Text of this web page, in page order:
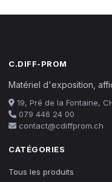
C.DIFF-PROM
Matériel d'exposition,
19, Pré de la Fontaine,
079 446 24 00
contact@cdiffprom.ch
CATÉGORIES
Tous les produits